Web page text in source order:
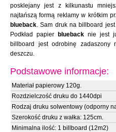
posklejany jest z kilkunastu
najtańszą formą reklamy w krótkim
blueback. Sam druk na billboard
Podkład papier
blueback nie jest
billboard jest odrobinę zadaszony
deszczu.
Podstawowe informacje:
Materiał papierowy 120g.
Rozdzielczość druku do 1440dpi
Rodzaj druku solwentowy (odporny
Szerokość druku z wałka: 125cm.
Minimalna ilość: 1 billboard (12m2)